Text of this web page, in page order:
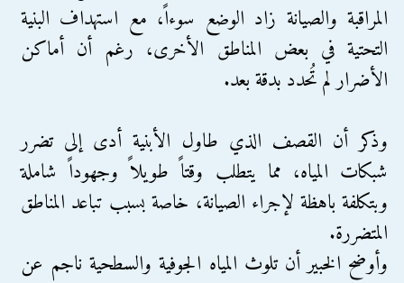
المراقبة والصيانة زاد الوضع سوءاً، مع استهداف البنية
التحتية في بعض المناطق الأخرى، رغم أن أماكن
الأضرار لم تُحدد بدقة بعد.
وذكر أن القصف الذي طاول الأبنية أدى إلى تضرر
شبكات المياه، مما يتطلب وقتاً طويلاً وجهوداً شاملة
وبتكلفة باهظة لإجراء الصيانة، خاصة بسبب تباعد المناطق
المتضررة.
وأوضح الخبير أن تلوث المياه الجوفية والسطحية ناجم عن